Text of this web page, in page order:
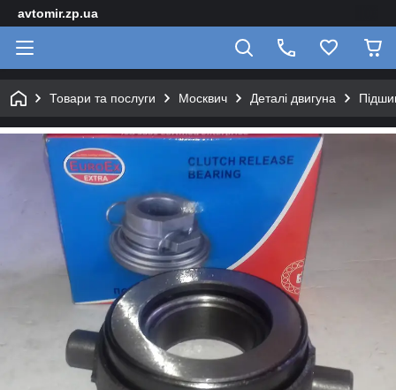
avtomir.zp.ua
Товари та послуги Москвич Деталі двигуна